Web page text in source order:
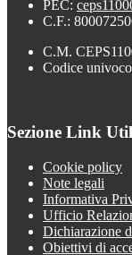
PEC:
C.F.:
C.M.
Codice
Sezione Link
Cookie policy
Note legali
Informativa
Ufficio
Dichiarazione
Obiettivi di